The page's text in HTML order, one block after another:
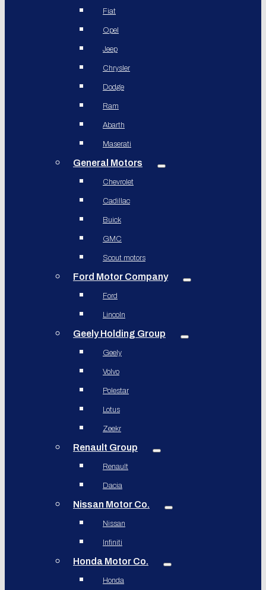
Fiat
Opel
Jeep
Chrysler
Dodge
Ram
Abarth
Maserati
General Motors
Chevrolet
Cadillac
Buick
GMC
Scout motors
Ford Motor Company
Ford
Lincoln
Geely Holding Group
Geely
Volvo
Polestar
Lotus
Zeekr
Renault Group
Renault
Dacia
Nissan Motor Co.
Nissan
Infiniti
Honda Motor Co.
Honda